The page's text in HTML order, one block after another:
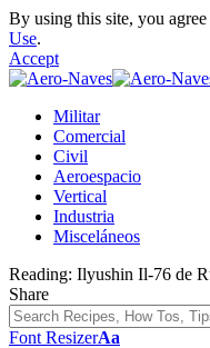
By using this site, you agree
Use.
Accept
Militar
Comercial
Civil
Aeroespacio
Vertical
Industria
Misceláneos
Reading: Ilyushin Il-76 de
Share
Font ResizerAa